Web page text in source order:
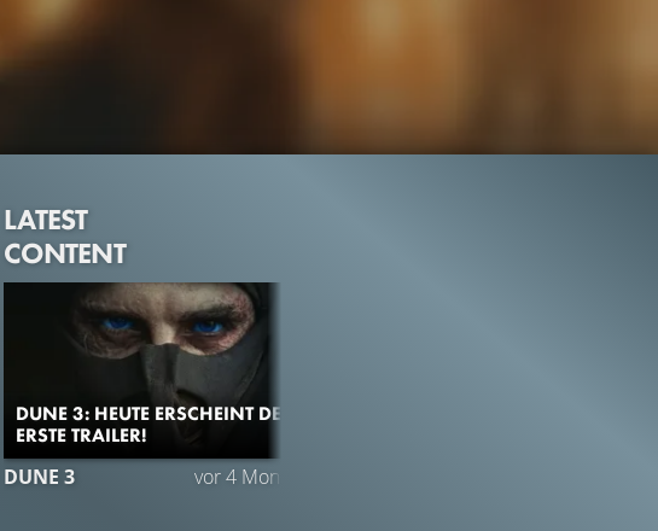
LATEST
CONTENT
DUNE 3: HEUTE ERSCHEINT DER
ERSTE TRAILER!
DUNE 3 vor 4 Monaten